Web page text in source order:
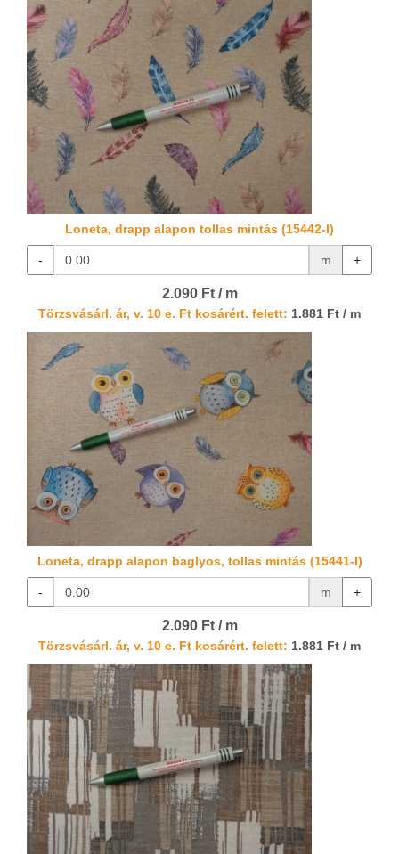
Loneta, drapp alapon tollas mintás (15442-I)
- m +
2.090 Ft / m
Törzsvásárl. ár, v. 10 e. Ft kosárért. felett: 1.881 Ft / m
Loneta, drapp alapon baglyos, tollas mintás (15441-I)
- m +
2.090 Ft / m
Törzsvásárl. ár, v. 10 e. Ft kosárért. felett: 1.881 Ft / m